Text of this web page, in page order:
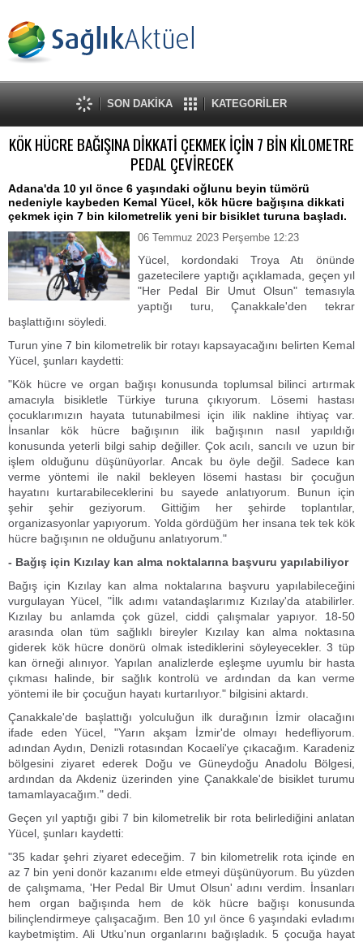
SON DAKİKA KATEGORİLER
KÖK HÜCRE BAĞIŞINA DİKKATİ ÇEKMEK İÇİN 7 BİN KİLOMETRE
PEDAL ÇEVİRECEK
Adana'da 10 yıl önce 6 yaşındaki oğlunu beyin tümörü
nedeniyle kaybeden Kemal Yücel, kök hücre bağışına dikkati
çekmek için 7 bin kilometrelik yeni bir bisiklet turuna başladı.
06 Temmuz 2023 Perşembe 12:23
Yücel, kordondaki Troya Atı önünde
gazetecilere yaptığı açıklamada, geçen yıl
"Her Pedal Bir Umut Olsun" temasıyla
yaptığı turu, Çanakkale'den tekrar
başlattığını söyledi.
Turun yine 7 bin kilometrelik bir rotayı kapsayacağını belirten Kemal
Yücel, şunları kaydetti:
"Kök hücre ve organ bağışı konusunda toplumsal bilinci artırmak
amacıyla bisikletle Türkiye turuna çıkıyorum. Lösemi hastası
çocuklarımızın hayata tutunabilmesi için ilik nakline ihtiyaç var.
İnsanlar kök hücre bağışının ilik bağışının nasıl yapıldığı
konusunda yeterli bilgi sahip değiller. Çok acılı, sancılı ve uzun bir
işlem olduğunu düşünüyorlar. Ancak bu öyle değil. Sadece kan
verme yöntemi ile nakil bekleyen lösemi hastası bir çocuğun
hayatını kurtarabileceklerini bu sayede anlatıyorum. Bunun için
şehir şehir geziyorum. Gittiğim her şehirde toplantılar,
organizasyonlar yapıyorum. Yolda gördüğüm her insana tek tek kök
hücre bağışının ne olduğunu anlatıyorum."
- Bağış için Kızılay kan alma noktalarına başvuru yapılabiliyor
Bağış için Kızılay kan alma noktalarına başvuru yapılabileceğini
vurgulayan Yücel, "İlk adımı vatandaşlarımız Kızılay'da atabilirler.
Kızılay bu anlamda çok güzel, ciddi çalışmalar yapıyor. 18-50
arasında olan tüm sağlıklı bireyler Kızılay kan alma noktasına
giderek kök hücre donörü olmak istediklerini söyleyecekler. 3 tüp
kan örneği alınıyor. Yapılan analizlerde eşleşme uyumlu bir hasta
çıkması halinde, bir sağlık kontrolü ve ardından da kan verme
yöntemi ile bir çocuğun hayatı kurtarılıyor." bilgisini aktardı.
Çanakkale'de başlattığı yolculuğun ilk durağının İzmir olacağını
ifade eden Yücel, "Yarın akşam İzmir'de olmayı hedefliyorum.
adından Aydın, Denizli rotasından Kocaeli'ye çıkacağım. Karadeniz
bölgesini ziyaret ederek Doğu ve Güneydoğu Anadolu Bölgesi,
ardından da Akdeniz üzerinden yine Çanakkale'de bisiklet turumu
tamamlayacağım." dedi.
Geçen yıl yaptığı gibi 7 bin kilometrelik bir rota belirlediğini anlatan
Yücel, şunları kaydetti:
"35 kadar şehri ziyaret edeceğim. 7 bin kilometrelik rota içinde en
az 7 bin yeni donör kazanımı elde etmeyi düşünüyorum. Bu yüzden
de çalışmama, 'Her Pedal Bir Umut Olsun' adını verdim. İnsanları
hem organ bağışında hem de kök hücre bağışı konusunda
bilinçlendirmeye çalışacağım. Ben 10 yıl önce 6 yaşındaki evladımı
kaybetmiştim. Ali Utku'nun organlarını bağışladık. 5 çocuğa hayat